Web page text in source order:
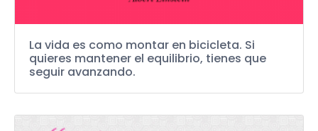
La vida es como montar en bicicleta. Si
quieres mantener el equilibrio, tienes que
seguir avanzando.